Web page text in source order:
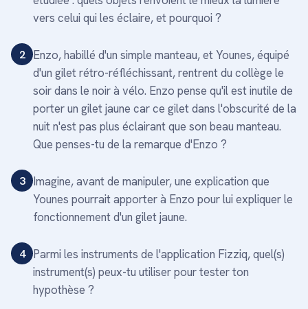
vers celui qui les éclaire, et pourquoi ?
2 Enzo, habillé d'un simple manteau, et Younes, équipé
d'un gilet rétro-réfléchissant, rentrent du collège le
soir dans le noir à vélo. Enzo pense qu'il est inutile de
porter un gilet jaune car ce gilet dans l'obscurité de la
nuit n'est pas plus éclairant que son beau manteau.
Que penses-tu de la remarque d'Enzo ?
3 Imagine, avant de manipuler, une explication que
Younes pourrait apporter à Enzo pour lui expliquer le
fonctionnement d'un gilet jaune.
4 Parmi les instruments de l'application Fizziq, quel(s)
instrument(s) peux-tu utiliser pour tester ton
hypothèse ?